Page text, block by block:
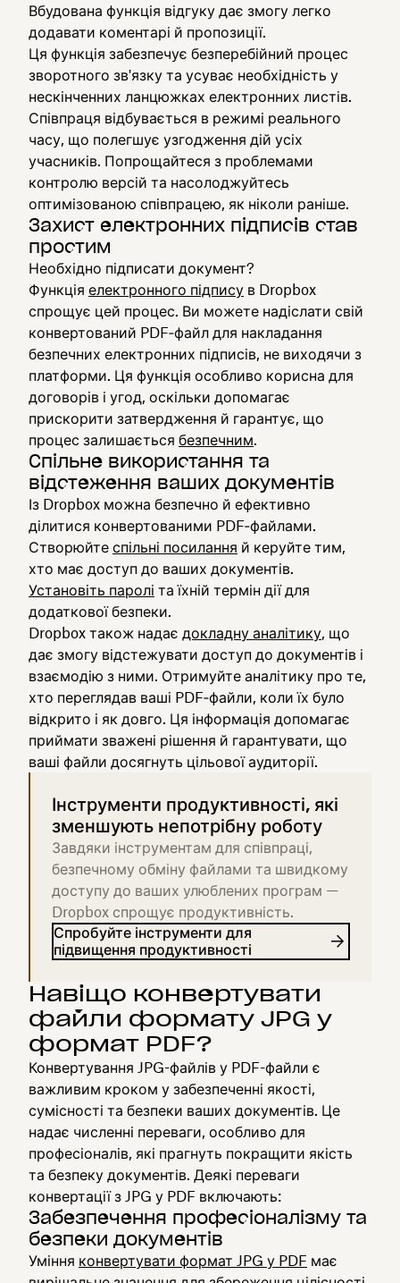
Вбудована функція відгуку дає змогу легко
додавати коментарі й пропозиції.
Ця функція забезпечує безперебійний процес
зворотного зв'язку та усуває необхідність у
нескінченних ланцюжках електронних листів.
Співпраця відбувається в режимі реального
часу, що полегшує узгодження дій усіх
учасників. Попрощайтеся з проблемами
контролю версій та насолоджуйтесь
оптимізованою співпрацею, як ніколи раніше.
Захист електронних підписів став
простим
Необхідно підписати документ?
Функція електронного підпису в Dropbox
спрощує цей процес. Ви можете надіслати свій
конвертований PDF‑файл для накладання
безпечних електронних підписів, не виходячи з
платформи. Ця функція особливо корисна для
договорів і угод, оскільки допомагає
прискорити затвердження й гарантує, що
процес залишається безпечним.
Спільне використання та
відстеження ваших документів
Із Dropbox можна безпечно й ефективно
ділитися конвертованими PDF‑файлами.
Створюйте спільні посилання й керуйте тим,
хто має доступ до ваших документів.
Установіть паролі та їхній термін дії для
додаткової безпеки.
Dropbox також надає докладну аналітику, що
дає змогу відстежувати доступ до документів і
взаємодію з ними. Отримуйте аналітику про те,
хто переглядав ваші PDF‑файли, коли їх було
відкрито і як довго. Ця інформація допомагає
приймати зважені рішення й гарантувати, що
ваші файли досягнуть цільової аудиторії.
Інструменти продуктивності, які
зменшують непотрібну роботу
Завдяки інструментам для співпраці,
безпечному обміну файлами та швидкому
доступу до ваших улюблених програм —
Dropbox спрощує продуктивність.
Спробуйте інструменти для
підвищення продуктивності
Навіщо конвертувати
файли формату JPG у
формат PDF?
Конвертування JPG-файлів у PDF-файли є
важливим кроком у забезпеченні якості,
сумісності та безпеки ваших документів. Це
надає численні переваги, особливо для
професіоналів, які прагнуть покращити якість
та безпеку документів. Деякі переваги
конвертації з JPG у PDF включають:
Забезпечення професіоналізму та
безпеки документів
Уміння конвертувати формат JPG у PDF має